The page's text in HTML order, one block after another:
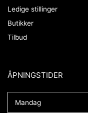
Ledige stillinger
Butikker
Tilbud
ÅPNINGSTIDER​
Mandag